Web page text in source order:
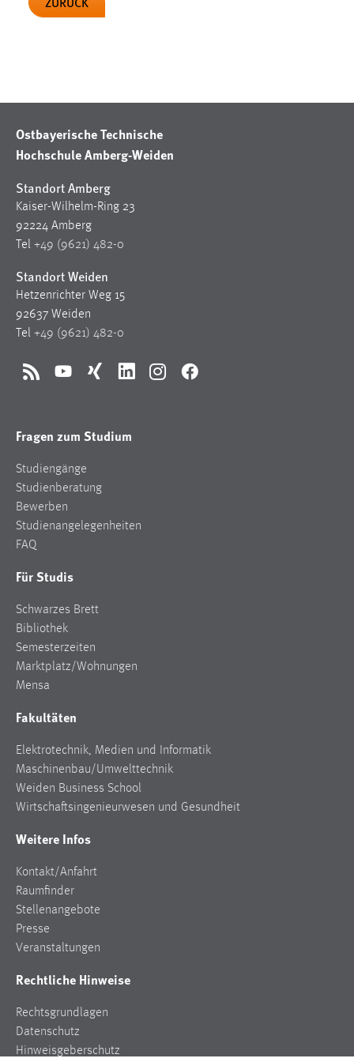
Ostbayerische Technische
Hochschule Amberg-Weiden
Standort Amberg
Kaiser-Wilhelm-Ring 23
92224 Amberg
Tel +49 (9621) 482-0
Standort Weiden
Hetzenrichter Weg 15
92637 Weiden
Tel +49 (9621) 482-0
RSS YouTubeXing LinkedInInstagramFacebook
Fragen zum Studium
Studiengänge
Studienberatung
Bewerben
Studienangelegenheiten
FAQ
Für Studis
Schwarzes Brett
Bibliothek
Semesterzeiten
Marktplatz/Wohnungen
Mensa
Fakultäten
Elektrotechnik, Medien und Informatik
Maschinenbau/Umwelttechnik
Weiden Business School
Wirtschaftsingenieurwesen und Gesundheit
Weitere Infos
Kontakt/Anfahrt
Raumfinder
Stellenangebote
Presse
Veranstaltungen
Rechtliche Hinweise
Rechtsgrundlagen
Datenschutz
Hinweisgeberschutz
EXTERNE MEDIEN
YouTube
Vimeo